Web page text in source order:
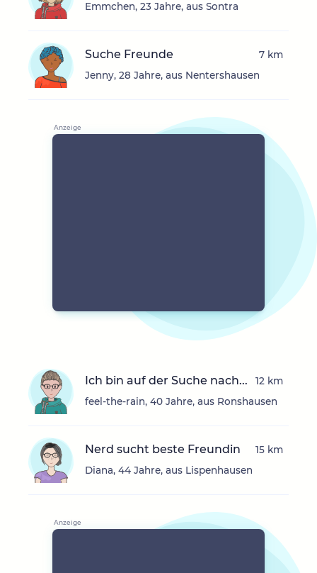
Emmchen, 23 Jahre, aus Sontra
Suche Freunde
Jenny, 28 Jahre, aus Nentershausen
7 km
Ich bin auf der Suche nach...
feel-the-rain, 40 Jahre, aus Ronshausen
12 km
Nerd sucht beste Freundin
Diana, 44 Jahre, aus Lispenhausen
15 km